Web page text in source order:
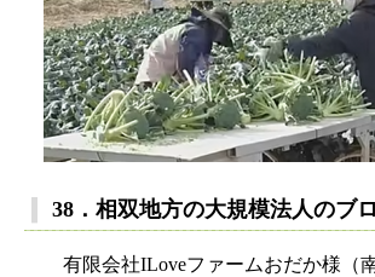
38．相双地方の大規模法人のブ
有限会社ILoveファームおだか様（南